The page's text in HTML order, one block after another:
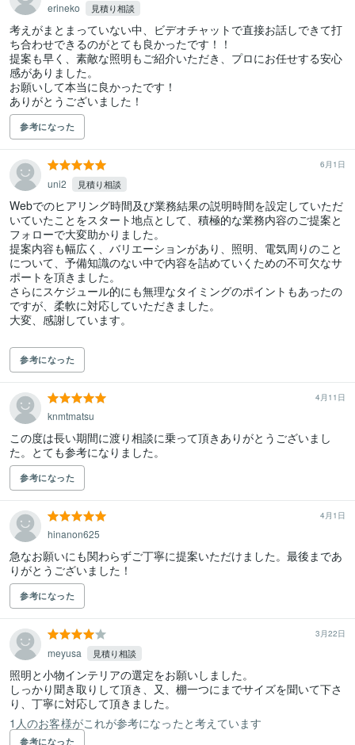
erineko 見積り相談
考えがまとまっていない中、ビデオチャットで直接お話しできて打
ち合わせできるのがとても良かったです！！
提案も早く、素敵な照明もご紹介いただき、プロにお任せする安心
感がありました。
お願いして本当に良かったです！
ありがとうございました！
参考になった
6月1日
uni2 見積り相談
Webでのヒアリング時間及び業務結果の説明時間を設定していただ
いていたことをスタート地点として、積極的な業務内容のご提案と
フォローで大変助かりました。
提案内容も幅広く、バリエーションがあり、照明、電気周りのこと
について、予備知識のない中で内容を詰めていくための不可欠なサ
ポートを頂きました。
さらにスケジュール的にも無理なタイミングのポイントもあったの
ですが、柔軟に対応していただきました。
大変、感謝しています。
参考になった
4月11日
knmtmatsu
この度は長い期間に渡り相談に乗って頂きありがとうございまし
た。とても参考になりました。
参考になった
4月1日
hinanon625
急なお願いにも関わらずご丁寧に提案いただけました。最後まであ
りがとうございました！
参考になった
3月22日
meyusa 見積り相談
照明と小物インテリアの選定をお願いしました。
しっかり聞き取りして頂き、又、棚一つにまでサイズを聞いて下さ
り、丁寧に対応して頂きました。
1人のお客様がこれが参考になったと考えています
参考になった